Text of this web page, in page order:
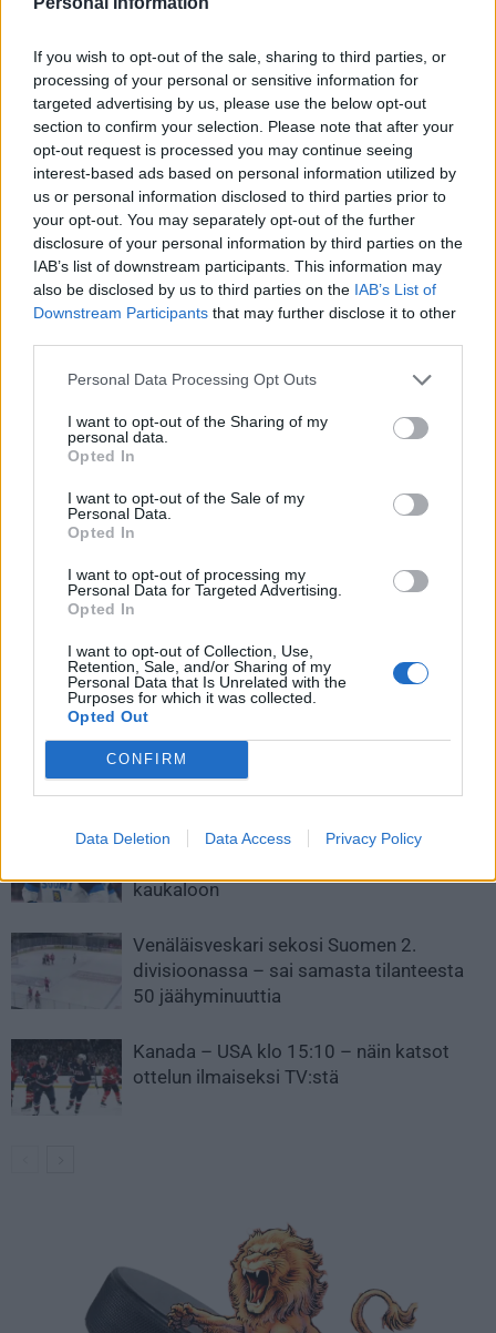
If you wish to opt-out of the sale, sharing to third parties, or
processing of your personal or sensitive information for
targeted advertising by us, please use the below opt-out
section to confirm your selection. Please note that after your
opt-out request is processed you may continue seeing
interest-based ads based on personal information utilized by
us or personal information disclosed to third parties prior to
your opt-out. You may separately opt-out of the further
disclosure of your personal information by third parties on the
IAB’s list of downstream participants. This information may
also be disclosed by us to third parties on the IAB’s List of
Downstream Participants that may further disclose it to other
Personal Data Processing Opt Outs
I want to opt-out of the Sharing of my
personal data.
Opted In
I want to opt-out of the Sale of my
Personal Data.
Opted In
I want to opt-out of processing my
Personal Data for Targeted Advertising.
Opted In
I want to opt-out of Collection, Use,
Retention, Sale, and/or Sharing of my
Personal Data that Is Unrelated with the
Purposes for which it was collected.
Opted Out
CONFIRM
Data Deletion Data Access Privacy Policy
SALMELAAN. OTTELUSSA TILANTEESTA
TUOMITTIIN MARTELILLE 5+PR.
➡️ TILANNE ETENEE#LIIGA'N
KURINPITODELEGAATION
KÄSITTELYYN.
PIC.TWITTER.COM/T3NQFG698L
— Liiga (@smliiga)October 20, 2023
Jos video ei näy, voit katsoa sentästä
Edellinen artikkeli
Tirronen paineli keskialueelle ja
myllytti vastustajan
ruotsalaisveskarin kanssa
voittomaalin Tsekin liigassa
LIITTYVÄT ARTIKKELIT LISÄÄ TEKIJÄLTÄ
Leijonat julkisti ketjut Sveitsi-peliin –
kaukaloon
Venäläisveskari sekosi Suomen 2.
divisioonassa – sai samasta tilanteesta
50 jäähyminuuttia
Kanada – USA klo 15:10 – näin katsot
ottelun ilmaiseksi TV:stä